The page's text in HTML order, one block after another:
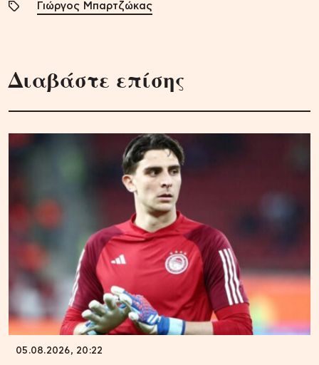
Γιώργος Μπαρτζώκας
Διαβάστε επίσης
05.08.2026, 20:22